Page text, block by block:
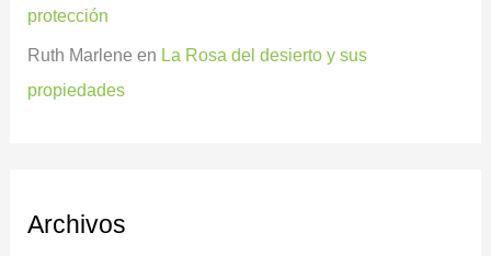
protección
Ruth Marlene en La Rosa del desierto y sus
propiedades
Archivos